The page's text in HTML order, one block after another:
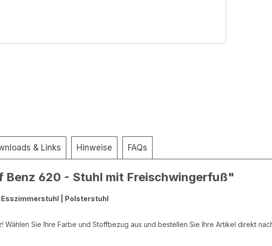
& Links Hinweise FAQs
Benz 620 - Stuhl mit Freischwingerfuß"
| Polsterstuhl
Wählen Sie Ihre Farbe und Stoffbezug aus und bestellen Sie Ihre Artikel direkt